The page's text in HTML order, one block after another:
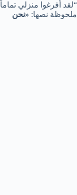
“لقد أفرغوا منزلي
ملحوظة نصها: «نحن